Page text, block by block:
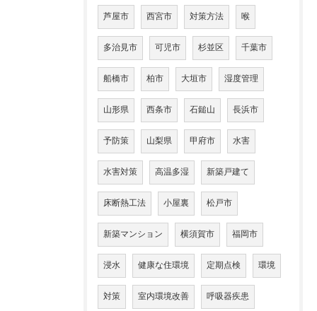
芦屋市 西宮市 対策方法 喉
多治見市 可児市 杉並区 千葉市
船橋市 柏市 大垣市 湿度管理
山形県 西条市 石鎚山 長浜市
予防策 山梨県 甲府市 水害
水害対策 高温多湿 新築戸建て
床断熱工法 小屋裏 松戸市
新築マンション 横須賀市 福岡市
浸水 健康な住環境 定期点検 環境
対策 室内環境改善 呼吸器疾患